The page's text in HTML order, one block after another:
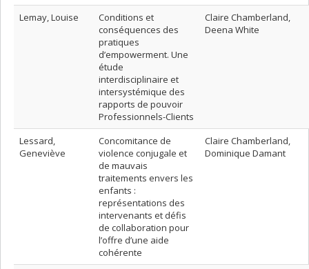
Lemay, Louise
Conditions et
conséquences des
pratiques
d’empowerment. Une
étude
interdisciplinaire et
intersystémique des
rapports de pouvoir
Professionnels-Clients
Claire Chamberland,
Deena White
Lessard,
Geneviève
Concomitance de
violence conjugale et
de mauvais
traitements envers les
enfants :
représentations des
intervenants et défis
de collaboration pour
l’offre d’une aide
cohérente
Claire Chamberland,
Dominique Damant